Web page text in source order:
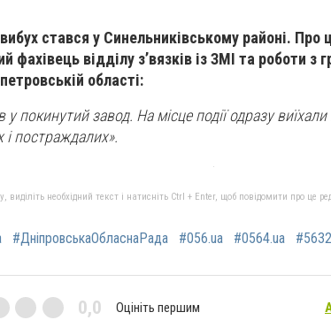
стався у Синельниківському районі.
фахівець відділу з’вязків із ЗМІ та роботи
області:
у покинутий завод. На місце події одразу
і постраждалих».
необхідний текст і натисніть Ctrl + Enter, щоб повідомити про це
#ДніпровськаОбласнаРада #056.ua #0564.ua
0,0 Оцініть першим